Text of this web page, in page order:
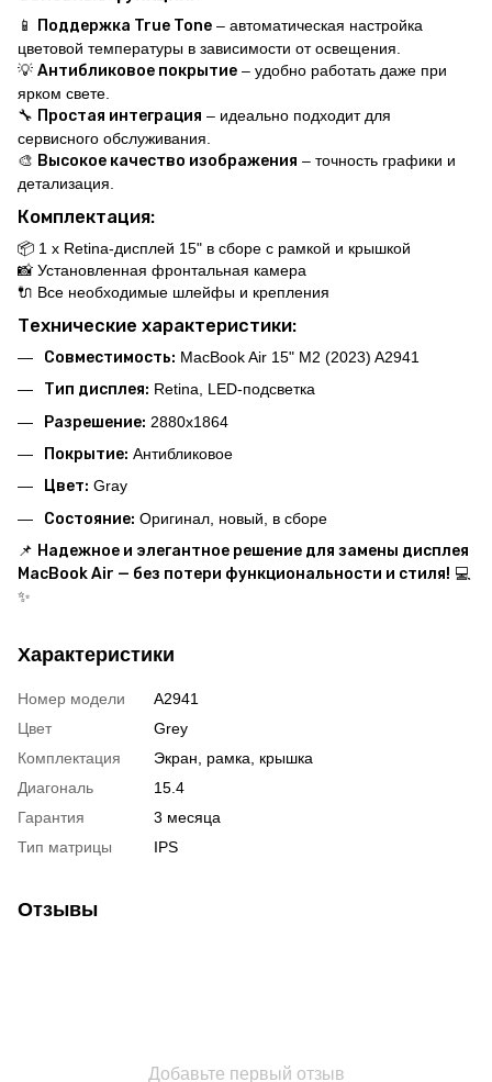
📱 Поддержка True Tone – автоматическая настройка
цветовой температуры в зависимости от освещения.
💡 Антибликовое покрытие – удобно работать даже при
ярком свете.
🔧 Простая интеграция – идеально подходит для
сервисного обслуживания.
🎨 Высокое качество изображения – точность графики и
детализация.
Комплектация:
📦 1 x Retina-дисплей 15" в сборе с рамкой и крышкой
📸 Установленная фронтальная камера
🔌 Все необходимые шлейфы и крепления
Технические характеристики:
Совместимость: MacBook Air 15" M2 (2023) A2941
Тип дисплея: Retina, LED-подсветка
Разрешение: 2880x1864
Покрытие: Антибликовое
Цвет: Gray
Состояние: Оригинал, новый, в сборе
📌 Надежное и элегантное решение для замены дисплея
MacBook Air — без потери функциональности и стиля! 💻
✨
Характеристики
Номер модели
A2941
Цвет
Grey
Комплектация
Экран, рамка, крышка
Диагональ
15.4
Гарантия
3 месяца
Тип матрицы
IPS
Отзывы
Добавьте первый отзыв